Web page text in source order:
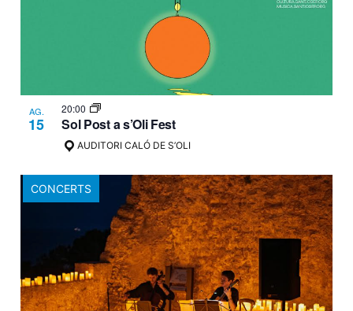
AG.
15
20:00
Sol Post a s’Oli Fest
AUDITORI CALÓ DE S’OLI
CONCERTS